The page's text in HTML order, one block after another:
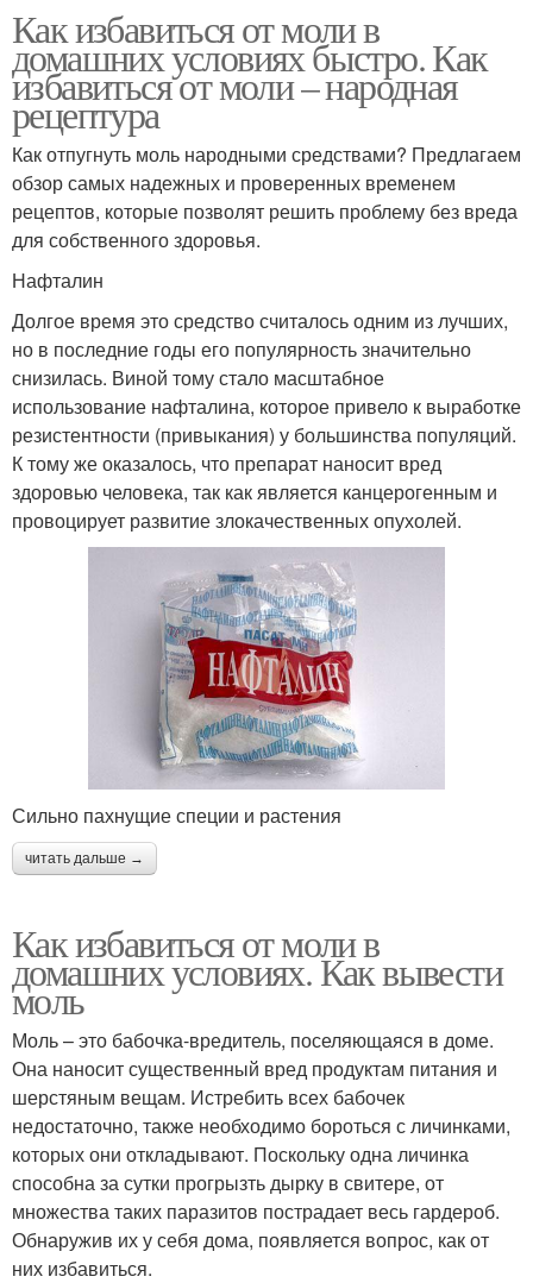
Как избавиться от моли в
домашних условиях быстро. Как
избавиться от моли – народная
рецептура
Как отпугнуть моль народными средствами? Предлагаем
обзор самых надежных и проверенных временем
рецептов, которые позволят решить проблему без вреда
для собственного здоровья.
Нафталин
Долгое время это средство считалось одним из лучших,
но в последние годы его популярность значительно
снизилась. Виной тому стало масштабное
использование нафталина, которое привело к выработке
резистентности (привыкания) у большинства популяций.
К тому же оказалось, что препарат наносит вред
здоровью человека, так как является канцерогенным и
провоцирует развитие злокачественных опухолей.
Сильно пахнущие специи и растения
читать дальше →
Как избавиться от моли в
домашних условиях. Как вывести
моль
Моль – это бабочка-вредитель, поселяющаяся в доме.
Она наносит существенный вред продуктам питания и
шерстяным вещам. Истребить всех бабочек
недостаточно, также необходимо бороться с личинками,
которых они откладывают. Поскольку одна личинка
способна за сутки прогрызть дырку в свитере, от
множества таких паразитов пострадает весь гардероб.
Обнаружив их у себя дома, появляется вопрос, как от
них избавиться.